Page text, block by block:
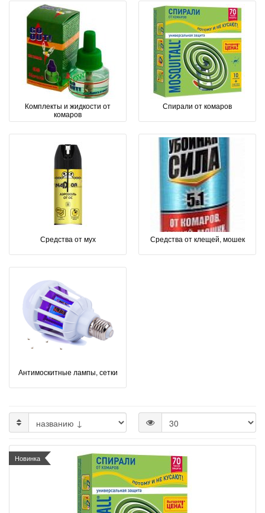
Комплекты и жидкости от
комаров
Спирали от комаров
Средства от мух Средства от клещей, мошек
Антимоскитные лампы, сетки
Новинка